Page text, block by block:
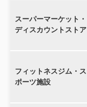
スーパーマーケット・
ディスカウントストア
フィットネスジム・ス
ポーツ施設